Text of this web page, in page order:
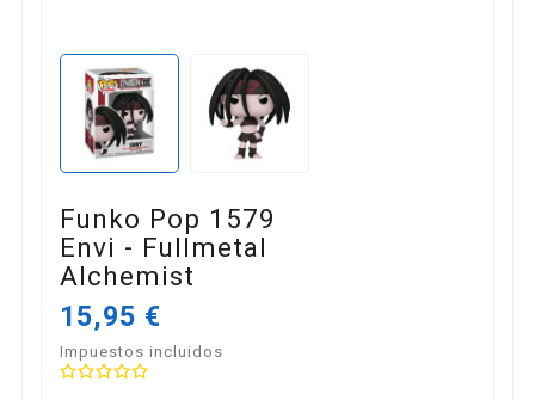
Funko Pop 1579
Envi - Fullmetal
Alchemist
15,95 €
Impuestos incluidos